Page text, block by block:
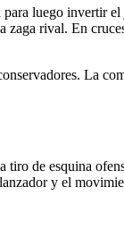
luego invertir
rival. En
La
de esquina
y el